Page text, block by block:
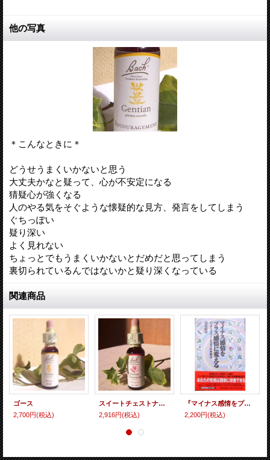
他の写真
＊こんなときに＊
どうせうまくいかないと思う
大丈夫かなと疑って、心が不安定になる
猜疑心が強くなる
人のやる気をそぐような懐疑的な見方、発言をしてしまう
ぐちっぽい
疑り深い
よく見れない
ちょっとでもうまくいかないとだめだと思ってしまう
裏切られているんではないかと疑り深くなっている
関連商品
ゴース
2,700円(税込)
スイートチェストナット
2,916円(税込)
『マイナス感情をプラス感情に変える』
2,200円(税込)